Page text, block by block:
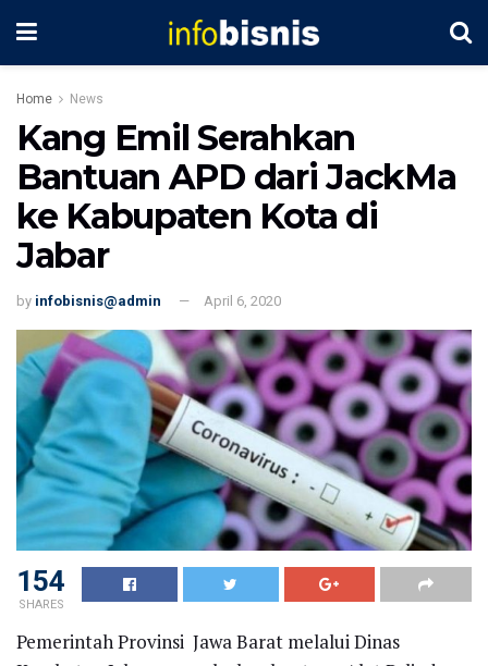
Home News
Kang Emil Serahkan
Bantuan APD dari JackMa
ke Kabupaten Kota di
Jabar
by infobisnis@admin April 6, 2020
154
SHARES
Pemerintah Provinsi Jawa Barat melalui Dinas